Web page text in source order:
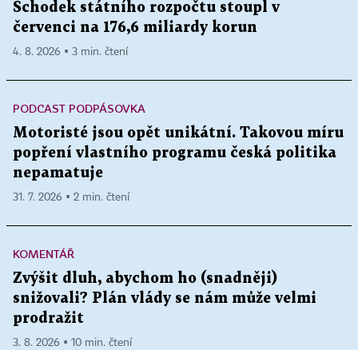
Schodek státního rozpočtu stoupl v
červenci na 176,6 miliardy korun
4. 8. 2026 ▪ 3 min. čtení
PODCAST PODPÁSOVKA
Motoristé jsou opět unikátní. Takovou míru
popření vlastního programu česká politika
nepamatuje
31. 7. 2026 ▪ 2 min. čtení
KOMENTÁŘ
Zvýšit dluh, abychom ho (snadněji)
snižovali? Plán vlády se nám může velmi
prodražit
3. 8. 2026 ▪ 10 min. čtení